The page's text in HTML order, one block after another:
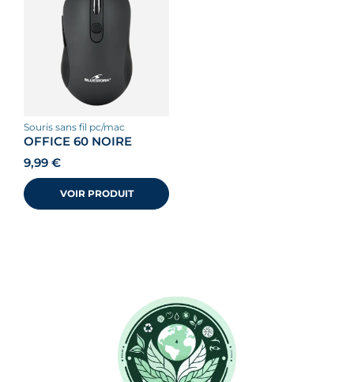
souris sans fil pc/mac
OFFICE 60 NOIRE
9,99 €
VOIR PRODUIT